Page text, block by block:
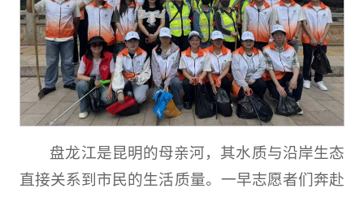
盘龙江是昆明的母亲河，其水质与沿岸生态
直接关系到市民的生活质量。一早志愿者们奔赴